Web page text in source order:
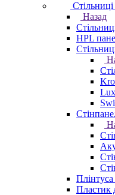
Стільниці
Назад
HPL
Пластик